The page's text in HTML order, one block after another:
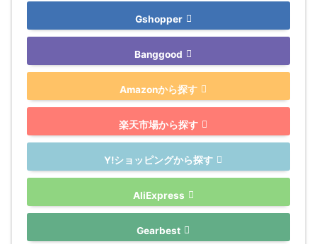
Gshopper
Banggood
Amazonから探す
楽天市場から探す
Y!ショッピングから探す
AliExpress
Gearbest